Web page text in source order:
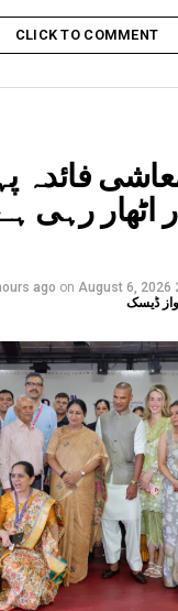
کیے داخل
کی دی وارننگ
CLICK TO COMMENT
فائدہ
اٹھار رہی
2
on August 6, 2026
ڈیسک